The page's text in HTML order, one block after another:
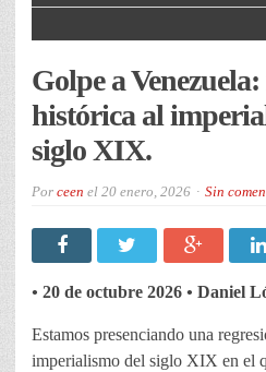
Golpe a
histórica al
siglo XIX.
Por ceen el 20 enero, 2026 Sin
• 20 de octubre 2026 • Daniel
Estamos presenciando una
imperialismo del siglo XIX en el